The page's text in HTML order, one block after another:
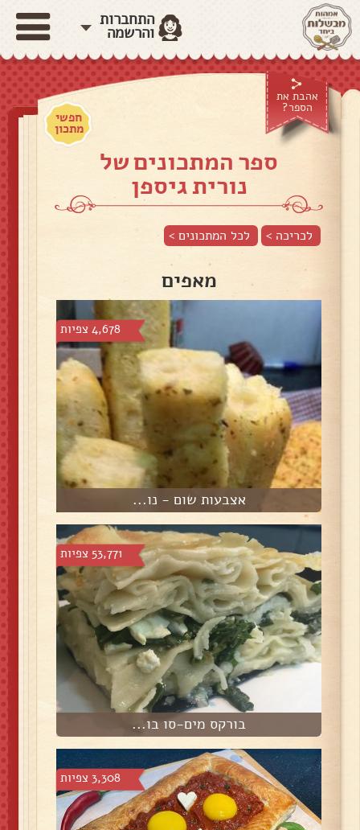
התחברות
והרשמה
אהבת את
הספר?
חפשי
מתכון
ספר המתכונים של
נורית גיספן
לכריכה > לכל המתכונים >
מאפים
4,678 צפיות
אצבעות שום - נו...
53,771 צפיות
בורקס מים-סו בו...
3,308 צפיות